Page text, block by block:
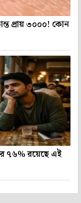
প্রায় ৩০০০! কোন
৭৬% রয়েছে এই